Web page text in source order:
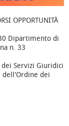
OPPORTUNITÀ
Dipartimento di
n. 33
Servizi Giuridici
dell'Ordine dei